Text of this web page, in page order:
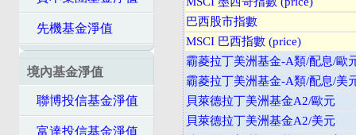
先機基金淨值
境內基金淨值
聯博投信基金淨值
富達投信基金淨值
巴西股市指數
MSCI 巴西指數 (price)
霸菱拉丁美洲基金-A類/配息/歐
霸菱拉丁美洲基金-A類/配息/美
貝萊德拉丁美洲基金A2/歐元
貝萊德拉丁美洲基金A2/美元